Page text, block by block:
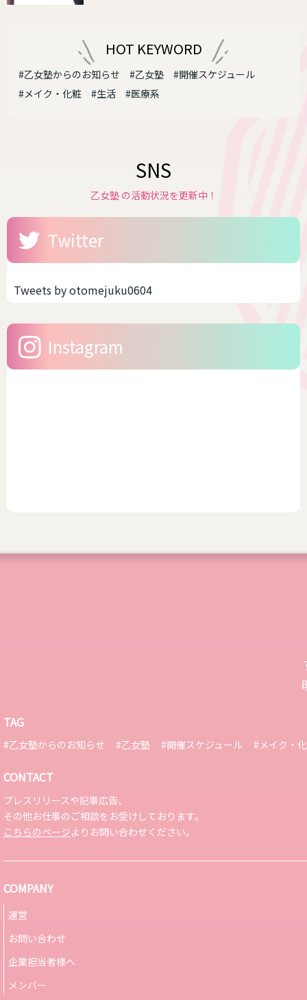
HOT KEYWORD
#乙女塾からのお知らせ #乙女塾
#開催スケジュール
#メイク・化粧
#生活 #医療系
SNS
乙女塾 の活動状況を更新中！
Twitter
Tweets by otomejuku0604
Instagram
TAG
#乙女塾からのお知らせ #乙女塾 #開催スケジュール #メイク・
CONTACT
プレスリリースや記事広告、
その他お仕事のご相談をお受けしております。
こちらのページよりお問い合わせください。
COMPANY
運営
お問い合わせ
企業担当者様へ
メンバー